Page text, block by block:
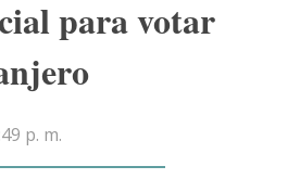
para votar
p. m.